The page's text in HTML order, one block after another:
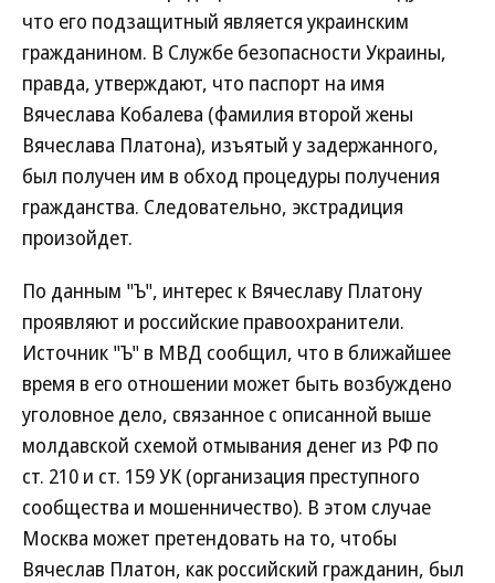
что его подзащитный является украинским
гражданином. В Службе безопасности Украины,
правда, утверждают, что паспорт на имя
Вячеслава Кобалева (фамилия второй жены
Вячеслава Платона), изъятый у задержанного,
был получен им в обход процедуры получения
гражданства. Следовательно, экстрадиция
произойдет.
По данным "Ъ", интерес к Вячеславу Платону
проявляют и российские правоохранители.
Источник "Ъ" в МВД сообщил, что в ближайшее
время в его отношении может быть возбуждено
уголовное дело, связанное с описанной выше
молдавской схемой отмывания денег из РФ по
ст. 210 и ст. 159 УК (организация преступного
сообщества и мошенничество). В этом случае
Москва может претендовать на то, чтобы
Вячеслав Платон, как российский гражданин, был